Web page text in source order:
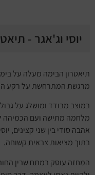
יוסי וג'אגר -
תיאטרון הבימה מעלה על
מרגשת המתרחשת על רקע
במוצב מבודד ומושלג על
מלחמה מתישה ועם הכמיהה
אהבה סודי בין שני קצינים,
בתוך מציאות צבאית קשוחה.
המחזה עוסק במתח שבין